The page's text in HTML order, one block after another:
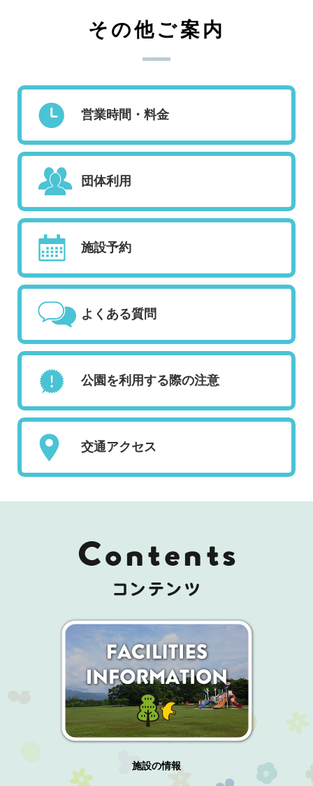
その他ご案内
営業時間・料金
団体利用
施設予約
よくある質問
公園を利用する際の注意
交通アクセス
施設の情報